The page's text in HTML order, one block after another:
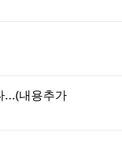
...(내용추가